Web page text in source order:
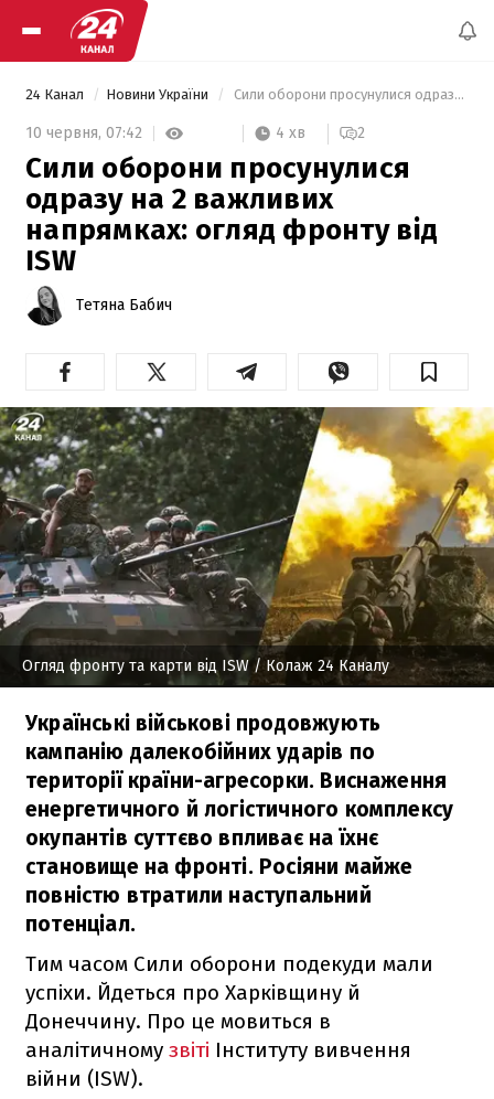
24 Канал Новини України Сили оборони просунулися одразу на 2 важливих напрямках: огляд фронту від ISW
10 червня, 07:42 4 хв 2
Сили оборони просунулися
одразу на 2 важливих
напрямках: огляд фронту від
ISW
Тетяна Бабич
Огляд фронту та карти від ISW / Колаж 24 Каналу
Українські військові продовжують
кампанію далекобійних ударів по
території країни-агресорки. Виснаження
енергетичного й логістичного комплексу
окупантів суттєво впливає на їхнє
становище на фронті. Росіяни майже
повністю втратили наступальний
потенціал.
Тим часом Сили оборони подекуди мали
успіхи. Йдеться про Харківщину й
Донеччину. Про це мовиться в
аналітичному звіті Інституту вивчення
війни (ISW).